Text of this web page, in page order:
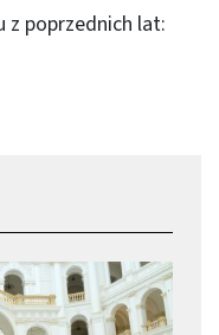
z poprzednich lat: